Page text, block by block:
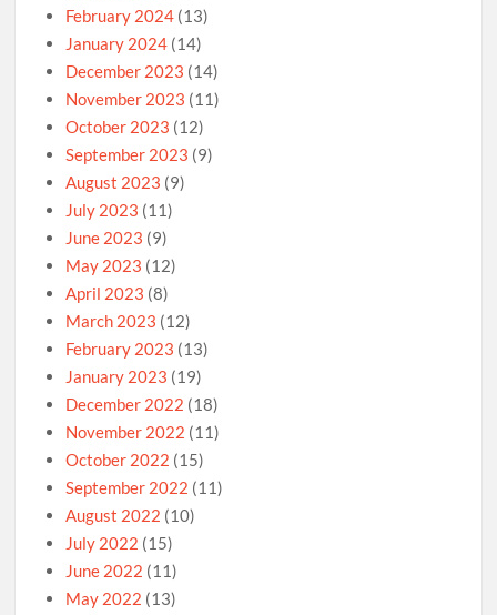
February 2024 (13)
January 2024 (14)
December 2023 (14)
November 2023 (11)
October 2023 (12)
September 2023 (9)
August 2023 (9)
July 2023 (11)
June 2023 (9)
May 2023 (12)
April 2023 (8)
March 2023 (12)
February 2023 (13)
January 2023 (19)
December 2022 (18)
November 2022 (11)
October 2022 (15)
September 2022 (11)
August 2022 (10)
July 2022 (15)
June 2022 (11)
May 2022 (13)